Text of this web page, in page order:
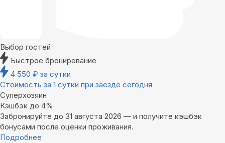
Выбор гостей
Быстрое бронирование
4 550 ₽ за сутки
Стоимость за 1 сутки при заезде сегодня
Суперхозяин
Кэшбэк до 4%
Забронируйте до 31 августа 2026 — и получите кэшбэк
бонусами после оценки проживания.
Подробнее